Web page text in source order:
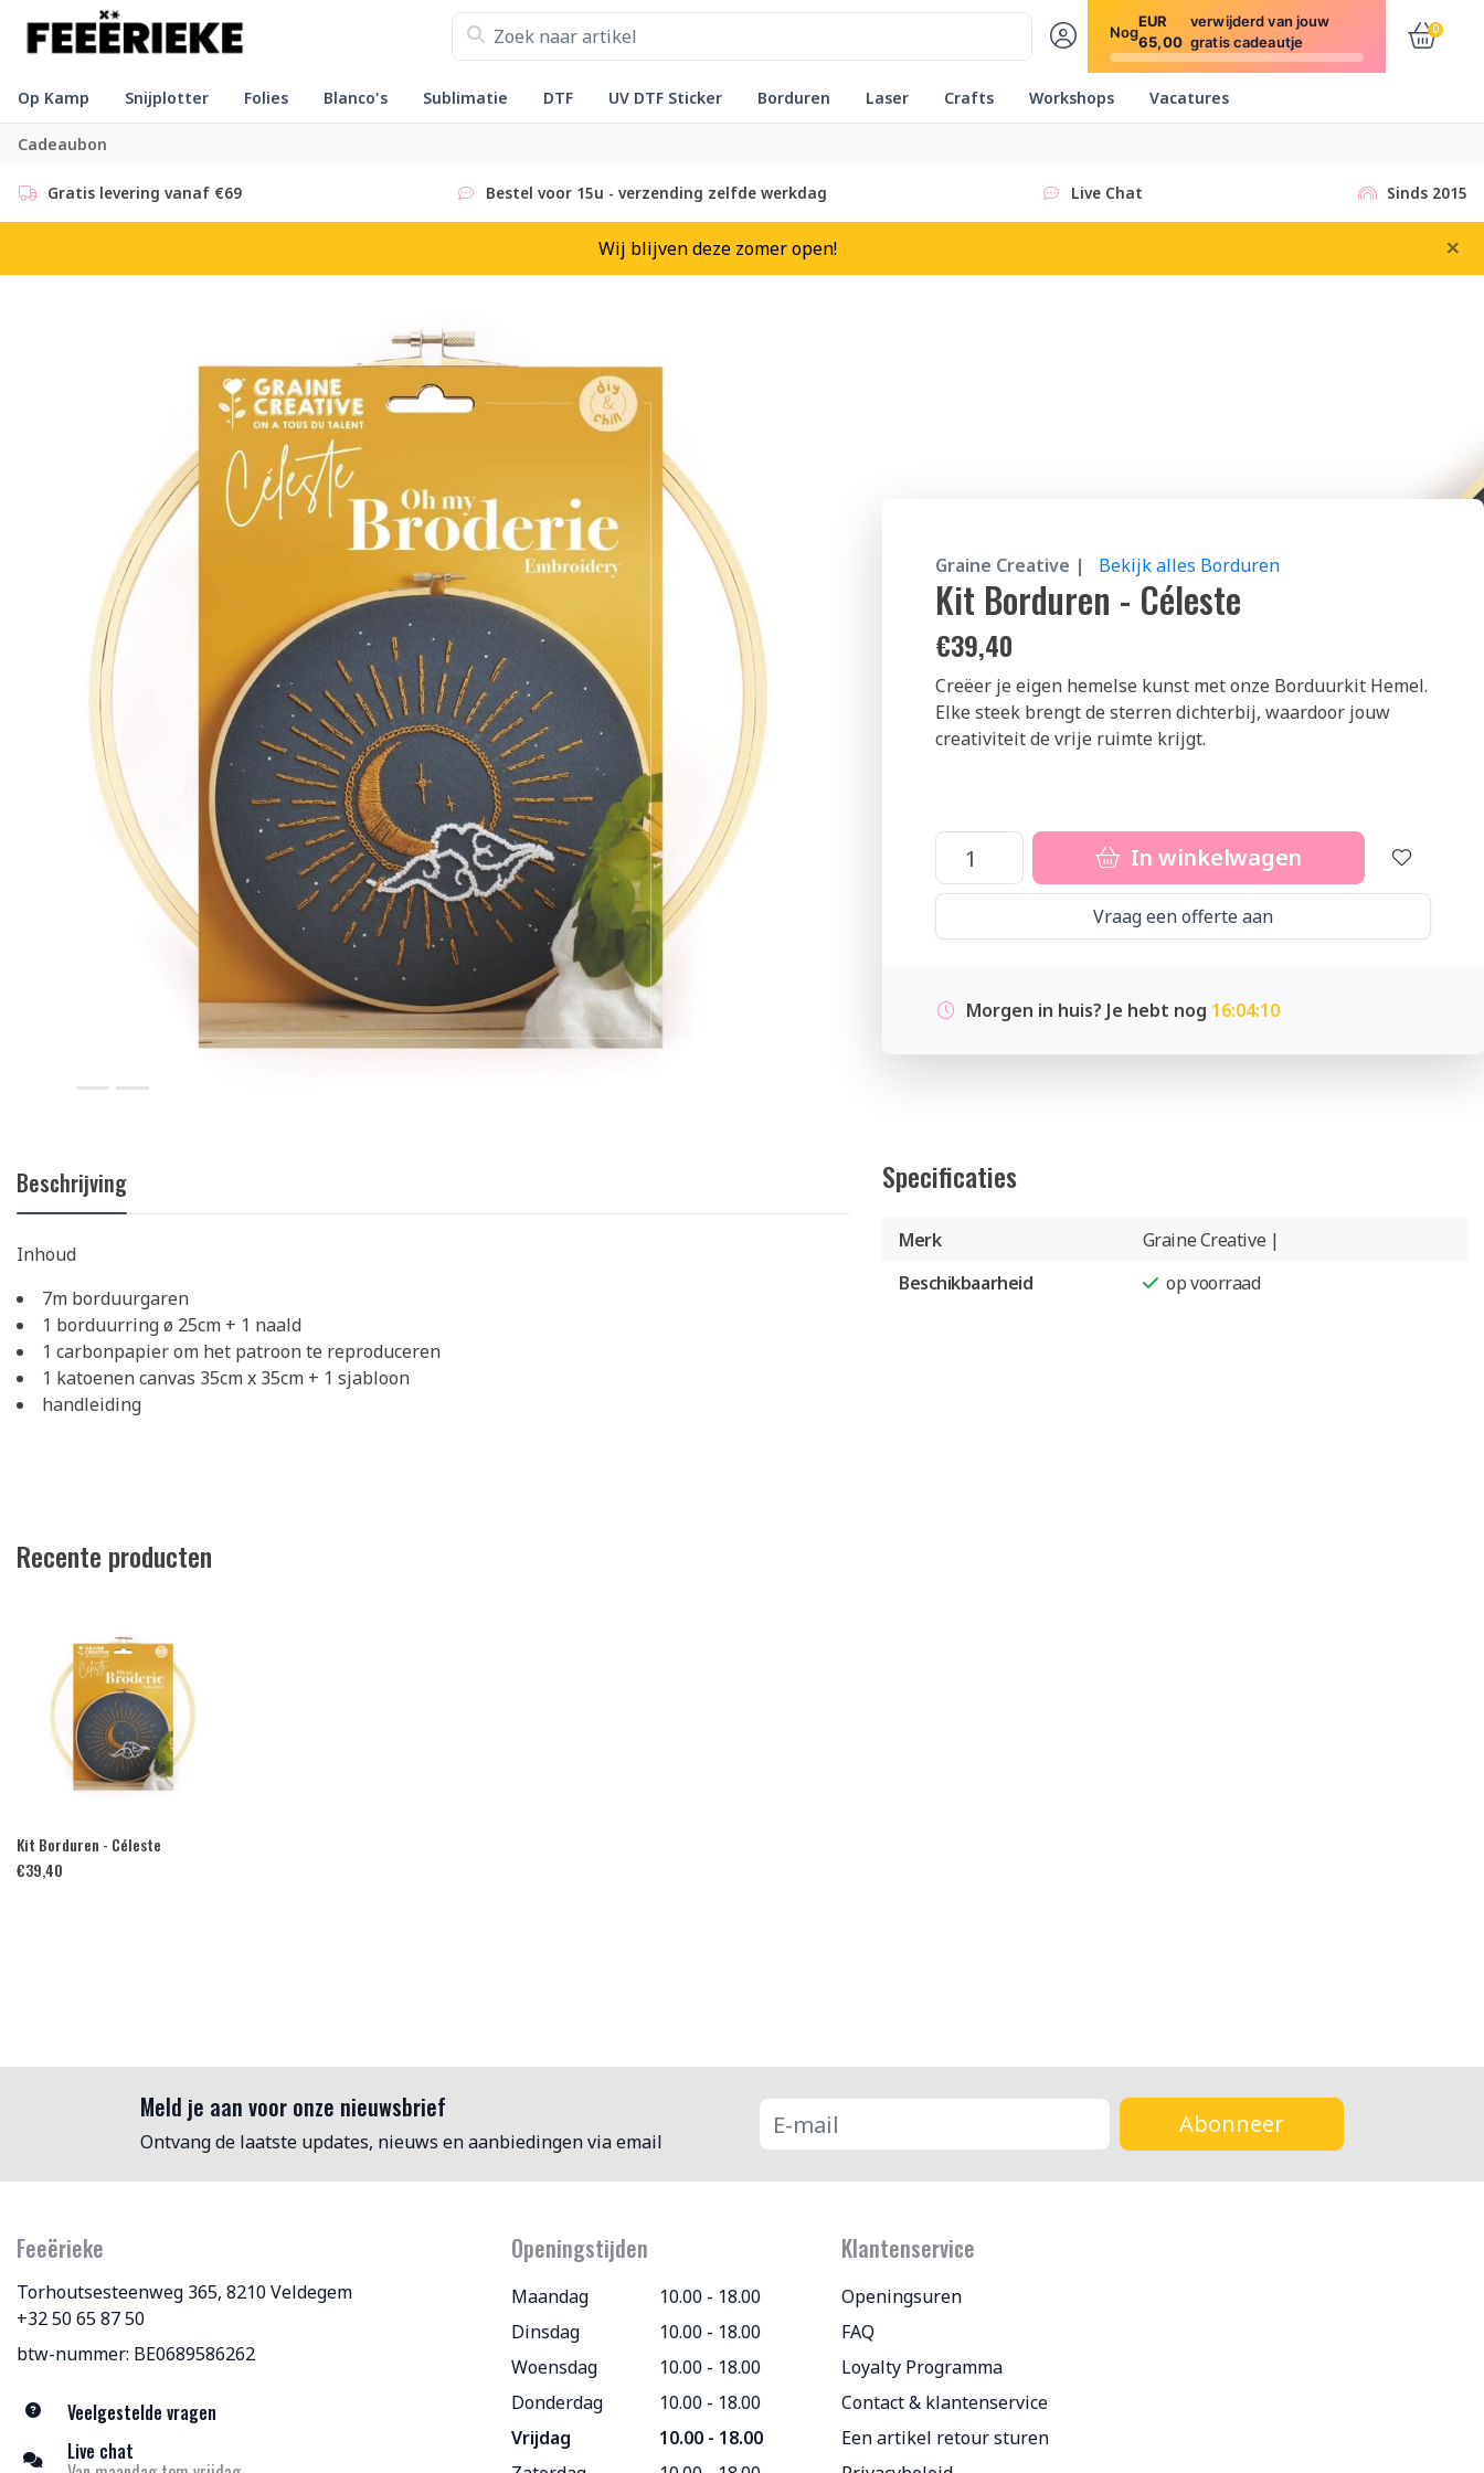
Nog
EUR
65,00
verwijderd van jouw
gratis cadeautje
0
Op Kamp Snijplotter Folies Blanco's Sublimatie DTF UV DTF Sticker Borduren Laser Crafts Workshops Vacatures
Cadeaubon
Gratis levering vanaf €69 Bestel voor 15u - verzending zelfde werkdag Live Chat Sinds 2015
Wij blijven deze zomer open! ×
Graine Creative | Bekijk alles Borduren
Kit Borduren - Céleste
€39,40
Creëer je eigen hemelse kunst met onze Borduurkit Hemel.
Elke steek brengt de sterren dichterbij, waardoor jouw
creativiteit de vrije ruimte krijgt.
In winkelwagen
Vraag een offerte aan
Morgen in huis? Je hebt nog 16:04:10
Beschrijving
Inhoud
7m borduurgaren
1 borduurring ø 25cm + 1 naald
1 carbonpapier om het patroon te reproduceren
1 katoenen canvas 35cm x 35cm + 1 sjabloon
handleiding
Specificaties
Merk
Graine Creative |
Beschikbaarheid
op voorraad
Recente producten
Kit Borduren - Céleste
€39,40
Meld je aan voor onze nieuwsbrief
Ontvang de laatste updates, nieuws en aanbiedingen via email
Abonneer
Feeërieke
Torhoutsesteenweg 365, 8210 Veldegem
+32 50 65 87 50
btw-nummer: BE0689586262
Veelgestelde vragen
Live chat
Openingstijden
Maandag
10.00 - 18.00
Dinsdag
10.00 - 18.00
Woensdag
10.00 - 18.00
Donderdag
10.00 - 18.00
Vrijdag
10.00 - 18.00
Klantenservice
Openingsuren
FAQ
Loyalty Programma
Contact & klantenservice
Een artikel retour sturen